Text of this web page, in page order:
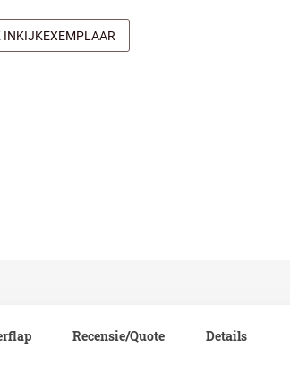
INKIJKEXEMPLAAR
Recensie/Quote Details